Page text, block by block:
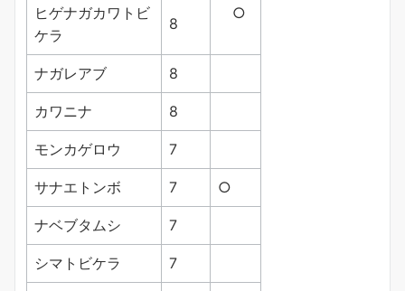
ヒゲナガカワトビ
ケラ
8
○
ナガレアブ 8
カワニナ 8
モンカゲロウ 7
サナエトンボ 7 ○
ナベブタムシ 7
シマトビケラ 7